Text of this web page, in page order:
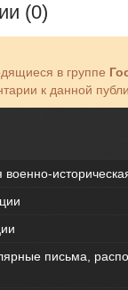
(0)
в группе
к данной
письма,